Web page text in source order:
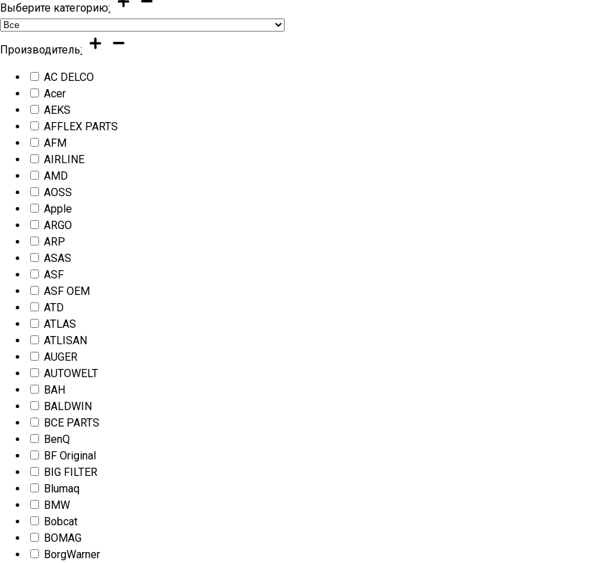
Выберите категорию:
Производитель:
AC DELCO
Acer
AEKS
AFFLEX PARTS
AFM
AIRLINE
AMD
AOSS
Apple
ARGO
ARP
ASAS
ASF
ASF OEM
ATD
ATLAS
ATLISAN
AUGER
AUTOWELT
BAH
BALDWIN
BCE PARTS
BenQ
BF Original
BIG FILTER
Blumaq
BMW
Bobcat
BOMAG
BorgWarner